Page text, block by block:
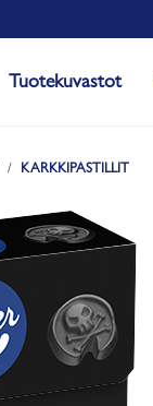
Tuotekuvastot
KARKKIPASTILLIT